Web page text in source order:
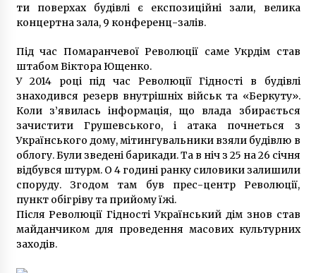
ти поверхах будівлі є експозиційні зали, велика
концертна зала, 9 конференц-залів.
Під час Помаранчевої Революції саме Укрдім став
штабом Віктора Ющенко.
У 2014 році під час Революції Гідності в будівлі
знаходився резерв внутрішніх військ та «Беркуту».
Коли з’явилась інформація, що влада збирається
зачистити Грушевського, і атака почнеться з
Українського дому, мітингувальники взяли будівлю в
облогу. Були зведені барикади. Та в ніч з 25 на 26 січня
відбувся штурм. О 4 годині ранку силовики залишили
споруду. Згодом там був прес-центр Революції,
пункт обігріву та прийому їжі.
Після Революції Гідності Український дім знов став
майданчиком для проведення масових культурних
заходів.